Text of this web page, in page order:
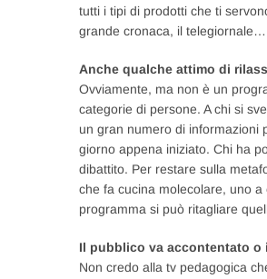
tutti i tipi di prodotti che ti
grande cronaca, il telegiornale…
Anche qualche attimo di
Ovviamente, ma non è un
categorie di persone. A chi si
un gran numero di informazioni
giorno appena iniziato. Chi ha
dibattito. Per restare sulla
che fa cucina molecolare, uno
programma si può ritagliare
Il pubblico va accontentato o
Non credo alla tv pedagogica